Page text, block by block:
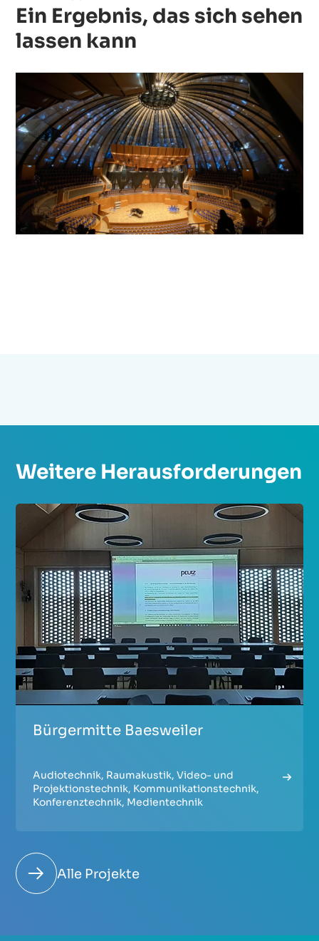
Ein Ergebnis, das sich sehen
lassen kann
Weitere Herausforderungen
Bürgermitte Baesweiler
Audiotechnik, Raumakustik, Video- und
Projektionstechnik, Kommunikationstechnik,
Konferenztechnik, Medientechnik
Alle Projekte